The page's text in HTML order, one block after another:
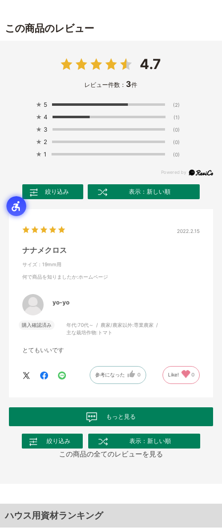
この商品のレビュー
4.7
レビュー件数： 3件
★ 5 (2)
★ 4 (1)
★ 3 (0)
★ 2 (0)
★ 1 (0)
絞り込み 表示：新しい順
2022.2.15
ナナメクロス
サイズ：19mm用
何で商品を知りましたか:ホームページ
yo-yo
購入確認済み 年代:70代～ 農家/農家以外:専業農家
主な栽培作物: トマト
とてもいいです
参考になった 0 Like! 0
もっと見る
絞り込み 表示：新しい順
この商品の全てのレビューを見る
ハウス用資材ランキング